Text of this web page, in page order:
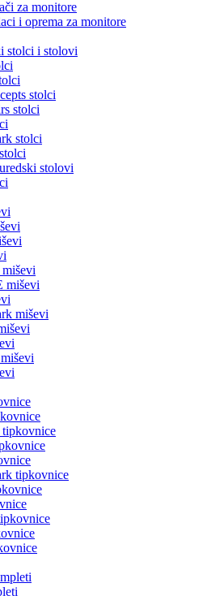
za monitore
i oprema za monitore
stolci i stolovi
stolci
stolci
stolci
stolovi
miševi
miševi
tipkovnice